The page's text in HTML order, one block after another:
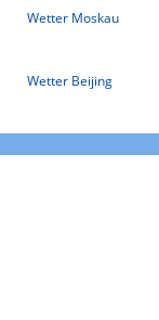
Wetter Moskau
Wetter Beijing